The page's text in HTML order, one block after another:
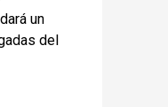
un
del